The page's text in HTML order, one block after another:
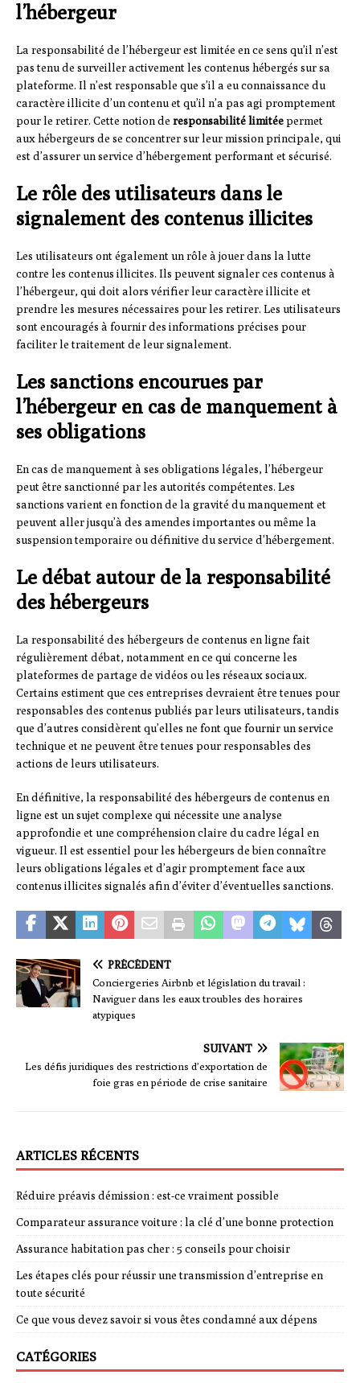
l’hébergeur
La responsabilité de l’hébergeur est limitée en ce sens qu’il n’est
pas tenu de surveiller activement les contenus hébergés sur sa
plateforme. Il n’est responsable que s’il a eu connaissance du
caractère illicite d’un contenu et qu’il n’a pas agi promptement
pour le retirer. Cette notion de responsabilité limitéepermet
aux hébergeurs de se concentrer sur leur mission principale, qui
est d’assurer un service d’hébergement performant et sécurisé.
Le rôle des utilisateurs dans le
signalement des contenus illicites
Les utilisateurs ont également un rôle à jouer dans la lutte
contre les contenus illicites. Ils peuvent signaler ces contenus à
l’hébergeur, qui doit alors vérifier leur caractère illicite et
prendre les mesures nécessaires pour les retirer. Les utilisateurs
sont encouragés à fournir des informations précises pour
faciliter le traitement de leur signalement.
Les sanctions encourues par
l’hébergeur en cas de manquement à
ses obligations
En cas de manquement à ses obligations légales, l’hébergeur
peut être sanctionné par les autorités compétentes. Les
sanctions varient en fonction de la gravité du manquement et
peuvent aller jusqu’à des amendes importantes ou même la
suspension temporaire ou définitive du service d’hébergement.
Le débat autour de la responsabilité
des hébergeurs
La responsabilité des hébergeurs de contenus en ligne fait
régulièrement débat, notamment en ce qui concerne les
plateformes de partage de vidéos ou les réseaux sociaux.
Certains estiment que ces entreprises devraient être tenues pour
responsables des contenus publiés par leurs utilisateurs, tandis
que d’autres considèrent qu’elles ne font que fournir un service
technique et ne peuvent être tenues pour responsables des
actions de leurs utilisateurs.
En définitive, la responsabilité des hébergeurs de contenus en
ligne est un sujet complexe qui nécessite une analyse
approfondie et une compréhension claire du cadre légal en
vigueur. Il est essentiel pour les hébergeurs de bien connaître
leurs obligations légales et d’agir promptement face aux
contenus illicites signalés afin d’éviter d’éventuelles sanctions.
PRÉCÉDENT
Conciergeries Airbnb et législation du travail :
Naviguer dans les eaux troubles des horaires
atypiques
SUIVANT
Les défis juridiques des restrictions d’exportation de
foie gras en période de crise sanitaire
ARTICLES RÉCENTS
Réduire préavis démission : est-ce vraiment possible
Comparateur assurance voiture : la clé d’une bonne protection
Assurance habitation pas cher : 5 conseils pour choisir
Les étapes clés pour réussir une transmission d’entreprise en
toute sécurité
Ce que vous devez savoir si vous êtes condamné aux dépens
CATÉGORIES